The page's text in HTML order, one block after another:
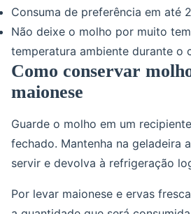
Consuma de preferência em até
Não deixe o molho por muito
temperatura ambiente durante o
Como conservar
maionese
Guarde o molho em um
fechado. Mantenha na geladeira
servir e devolva à refrigeração
Por levar maionese e ervas